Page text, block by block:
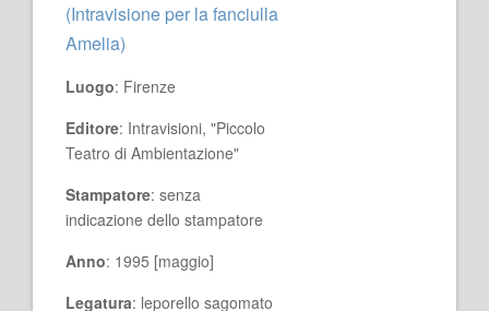
(Intravisione per la fanciulla
Amelia)
Luogo: Firenze
Editore: Intravisioni, "Piccolo
Teatro di Ambientazione"
Stampatore: senza
indicazione dello stampatore
Anno: 1995 [maggio]
Legatura: leporello sagomato